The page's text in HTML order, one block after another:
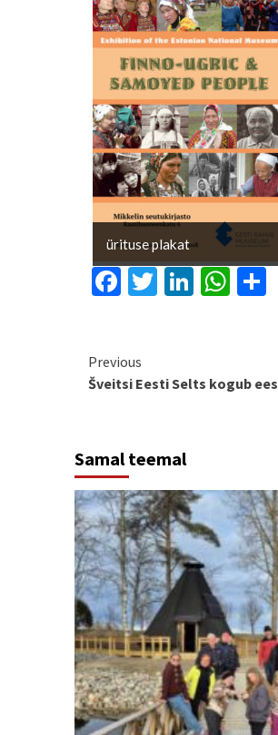
ürituse plakat
Facebook
Twitter
Continue
Reading
Previous
Šveitsi Eesti Selts kogub
Samal teemal